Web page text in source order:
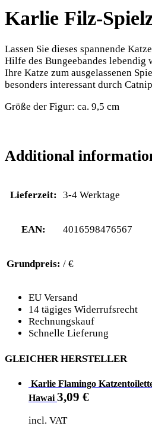
Karlie Filz-
Lassen Sie dieses spannende
Hilfe des Bungeebandes lebendig
Ihre Katze zum ausgelassenen
besonders interessant durch
Größe der Figur: ca. 9,5 cm
Additional
Lieferzeit: 3-4 Werktage
EAN: 4016598476567
Grundpreis: / €
EU Versand
14 tägiges Widerrufsrecht
Rechnungskauf
Schnelle Lieferung
GLEICHER HERSTELLER
Karlie Flamingo
Hawai 3,09 €
incl. VAT